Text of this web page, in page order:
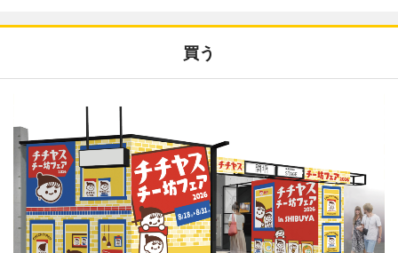
買う